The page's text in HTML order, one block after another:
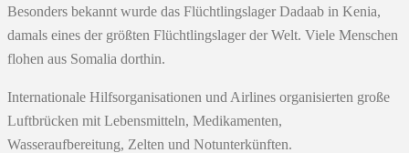
Besonders bekannt wurde das Flüchtlingslager Dadaab in Kenia,
damals eines der größten Flüchtlingslager der Welt. Viele Menschen
flohen aus Somalia dorthin.
Internationale Hilfsorganisationen und Airlines organisierten große
Luftbrücken mit Lebensmitteln, Medikamenten,
Wasseraufbereitung, Zelten und Notunterkünften.